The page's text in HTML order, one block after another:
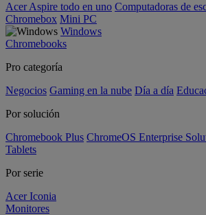
Acer Aspire todo en uno Computadoras de
Chromebox Mini PC
Windows
Chromebooks
Pro categoría
Negocios Gaming en la nube Día a día
Por solución
Chromebook Plus ChromeOS Enterprise
Tablets
Por serie
Acer Iconia
Monitores